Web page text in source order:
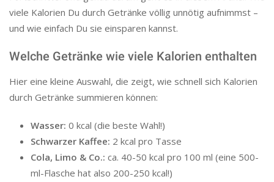
viele Kalorien Du durch Getränke völlig unnötig aufnimmst –
und wie einfach Du sie einsparen kannst.
Welche Getränke wie viele Kalorien enthalten
Hier eine kleine Auswahl, die zeigt, wie schnell sich Kalorien
durch Getränke summieren können:
Wasser: 0 kcal (die beste Wahl!)
Schwarzer Kaffee: 2 kcal pro Tasse
Cola, Limo & Co.: ca. 40-50 kcal pro 100 ml (eine 500-
ml-Flasche hat also 200-250 kcal!)